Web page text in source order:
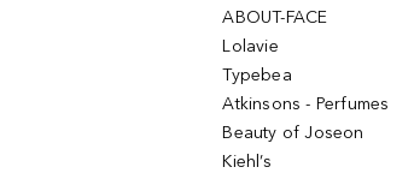
ABOUT-FACE
Lolavie
Typebea
Atkinsons - Perfumes
Beauty of Joseon
Kiehl’s